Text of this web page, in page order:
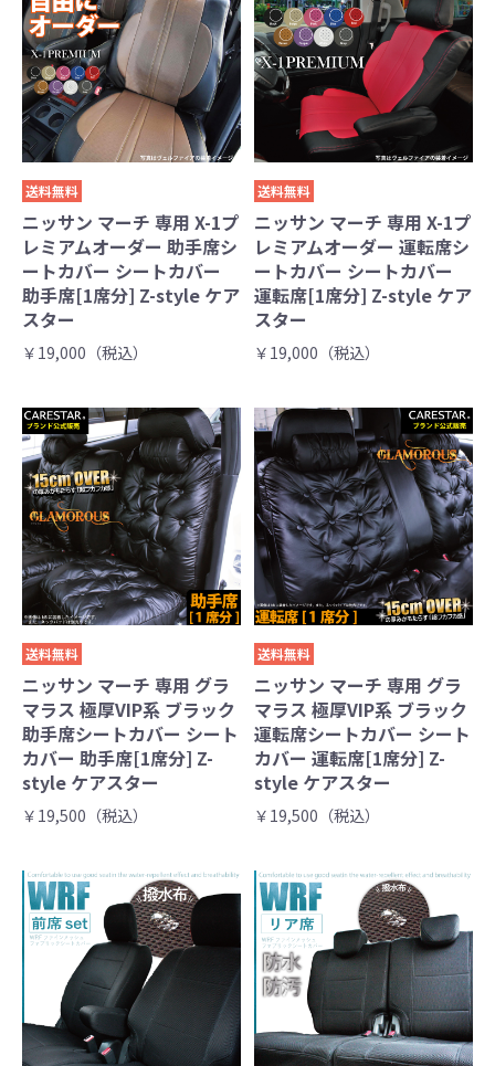
送料無料
ニッサン マーチ 専用 X-1プ
レミアムオーダー 助手席シ
ートカバー シートカバー
助手席[1席分] Z-style ケア
スター
￥19,000（税込）
送料無料
ニッサン マーチ 専用 X-1プ
レミアムオーダー 運転席シ
ートカバー シートカバー
運転席[1席分] Z-style ケア
スター
￥19,000（税込）
送料無料
ニッサン マーチ 専用 グラ
マラス 極厚VIP系 ブラック
助手席シートカバー シート
カバー 助手席[1席分] Z-
style ケアスター
￥19,500（税込）
送料無料
ニッサン マーチ 専用 グラ
マラス 極厚VIP系 ブラック
運転席シートカバー シート
カバー 運転席[1席分] Z-
style ケアスター
￥19,500（税込）